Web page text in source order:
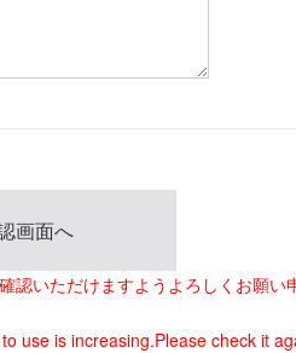
いただけますようよろしくお願い
use is increasing.Please check it